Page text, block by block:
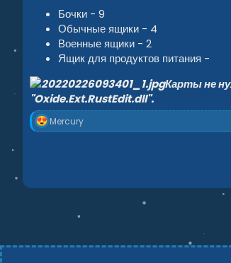
Бочки - 9
Обычные ящики - 4
Военные ящики - 2
Ящик для продуктов питания -
Карты не
"Oxide.Ext.RustEdit.dll".
Р
е
и
Mercury